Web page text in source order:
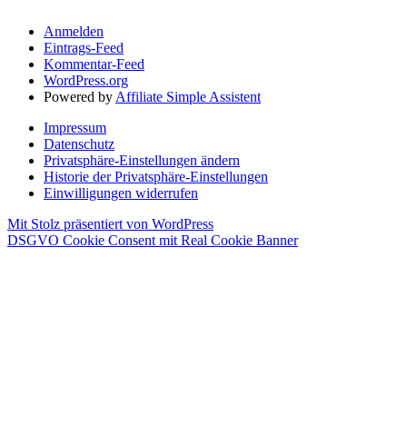
Anmelden
Eintrags-Feed
Kommentar-Feed
WordPress.org
Powered by Affiliate Simple Assistent
Impressum
Datenschutz
Privatsphäre-Einstellungen ändern
Historie der Privatsphäre-Einstellungen
Einwilligungen widerrufen
Mit Stolz präsentiert von WordPress
DSGVO Cookie Consent mit Real Cookie Banner